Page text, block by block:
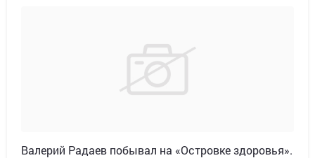
Валерий Радаев побывал на «Островке здоровья».